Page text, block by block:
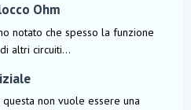
Ohm
notato che spesso la funzione
altri circuiti...
questa non vuole essere una